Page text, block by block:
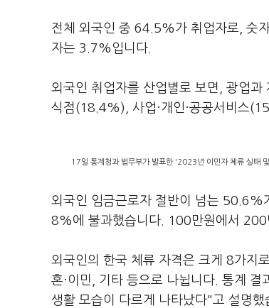
전체 외국인 중 64.5%가 취업자로, 숫
자는 3.7%입니다.
외국인 취업자를 산업별로 보면, 광업
식점(18.4%), 사업·개인·공공서비스
17일 통계청과 법무부가 발표한 '2023년 이민자 체류 실태
외국인 임금근로자 절반이 넘는
8%에 불과했습니다. 100만원에서
외국인의 한국 체류 자격은 크게 8가지
혼·이민, 기타 등으로 나뉩니다. 통계
생활 모습이 다르게 나타났다"고 설명했